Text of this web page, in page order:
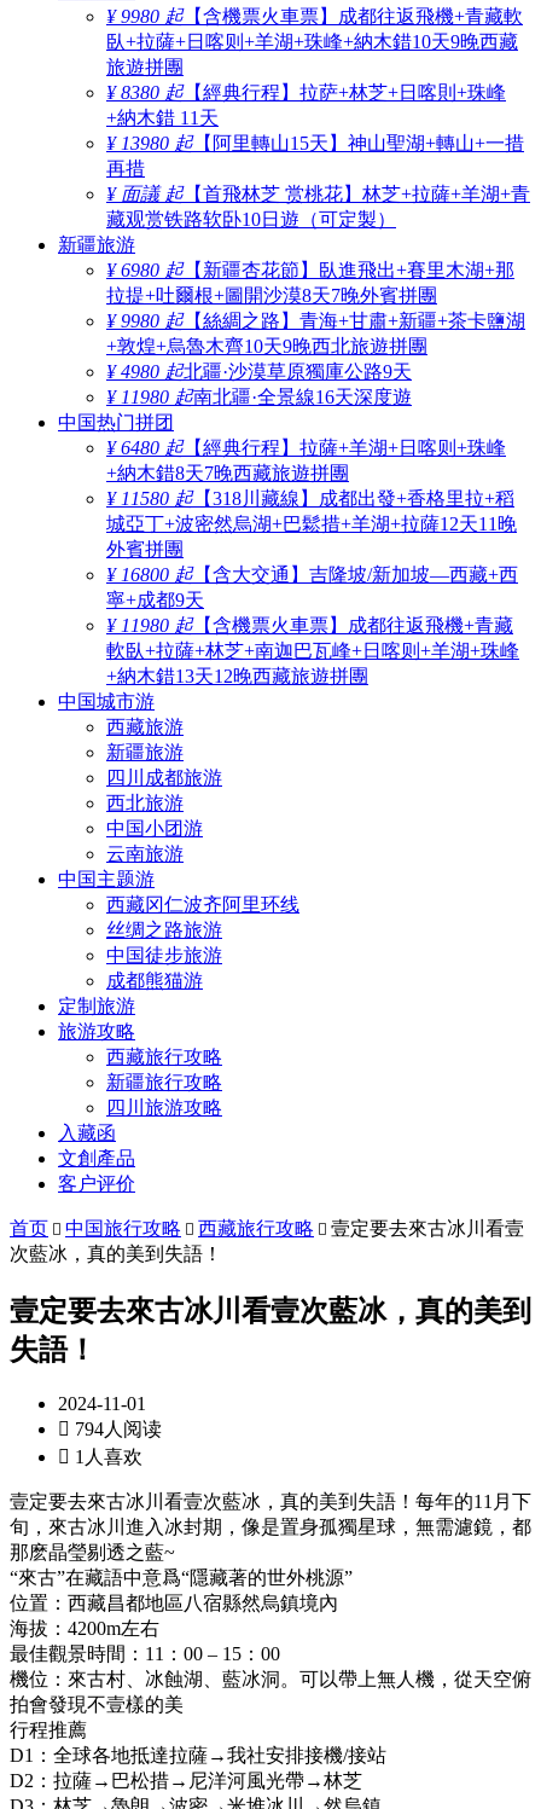
¥ 9980 起【含機票火車票】成都往返飛機+青藏軟
臥+拉薩+日喀则+羊湖+珠峰+納木錯10天9晚西藏
旅遊拼團
¥ 8380 起【經典行程】拉萨+林芝+日喀則+珠峰
+納木錯 11天
¥ 13980 起【阿里轉山15天】神山聖湖+轉山+一措
再措
¥ 面議 起【首飛林芝 赏桃花】林芝+拉薩+羊湖+青
藏观赏铁路软卧10日遊（可定製）
新疆旅游
¥ 6980 起【新疆杏花節】臥進飛出+賽里木湖+那
拉提+吐爾根+圖開沙漠8天7晚外賓拼團
¥ 9980 起【絲綢之路】青海+甘肅+新疆+茶卡鹽湖
+敦煌+烏魯木齊10天9晚西北旅遊拼團
¥ 4980 起北疆·沙漠草原獨庫公路9天
¥ 11980 起南北疆·全景線16天深度遊
中国热门拼团
¥ 6480 起【經典行程】拉薩+羊湖+日喀则+珠峰
+納木錯8天7晚西藏旅遊拼團
¥ 11580 起【318川藏線】成都出發+香格里拉+稻
城亞丁+波密然烏湖+巴鬆措+羊湖+拉薩12天11晚
外賓拼團
¥ 16800 起【含大交通】吉隆坡/新加坡—西藏+西
寧+成都9天
¥ 11980 起【含機票火車票】成都往返飛機+青藏
軟臥+拉薩+林芝+南迦巴瓦峰+日喀则+羊湖+珠峰
+納木錯13天12晚西藏旅遊拼團
中国城市游
西藏旅游
新疆旅游
四川成都旅游
西北旅游
中国小团游
云南旅游
中国主题游
西藏冈仁波齐阿里环线
丝绸之路旅游
中国徒步旅游
成都熊猫游
定制旅游
旅游攻略
西藏旅行攻略
新疆旅行攻略
四川旅游攻略
入藏函
文創產品
客户评价
首页  中国旅行攻略  西藏旅行攻略  壹定要去來古冰川看壹
次藍冰，真的美到失語！
壹定要去來古冰川看壹次藍冰，真的美到
失語！
2024-11-01
 794人阅读
 1人喜欢
壹定要去來古冰川看壹次藍冰，真的美到失語！每年的11月下
旬，來古冰川進入冰封期，像是置身孤獨星球，無需濾鏡，都
那麽晶瑩剔透之藍~
“來古”在藏語中意爲“隱藏著的世外桃源”
位置：西藏昌都地區八宿縣然烏鎮境內
海拔：4200m左右
最佳觀景時間：11：00 – 15：00
機位：來古村、冰蝕湖、藍冰洞。可以帶上無人機，從天空俯
拍會發現不壹樣的美
行程推薦
D1：全球各地抵達拉薩→我社安排接機/接站
D2：拉薩→巴松措→尼洋河風光帶→林芝